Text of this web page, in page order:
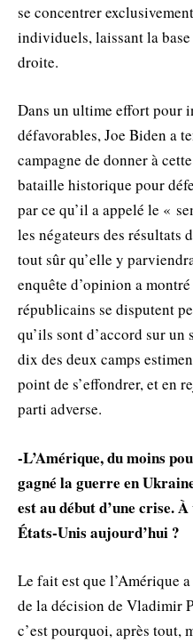
se concentrer
individuels, laissant la
droite.
Dans un ultime effort pour
défavorables, Joe Biden a
campagne de donner à
bataille historique pour
par ce qu’il a appelé le «
les négateurs des résultats
tout sûr qu’elle y
enquête d’opinion a
républicains se disputent
qu’ils sont d’accord sur
dix des deux camps
point de s’effondrer, et en
parti adverse.
-L’Amérique, du moins
gagné la guerre en
est au début d’une crise.
États-Unis aujourd’hui ?
Le fait est que l’Amérique
de la décision de Vladimir
c’est pourquoi, après tout,